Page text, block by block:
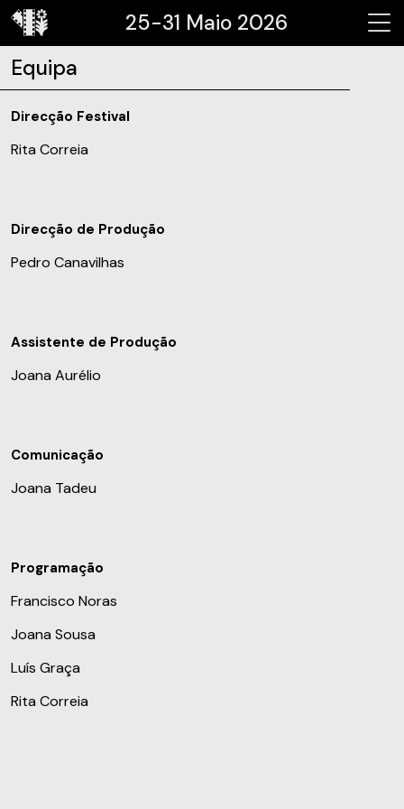
25-31 Maio 2026
Equipa
Direcção Festival
Rita Correia
Direcção de Produção
Pedro Canavilhas
Assistente de Produção
Joana Aurélio
Comunicação
Joana Tadeu
Programação
Francisco Noras
Joana Sousa
Luís Graça
Rita Correia